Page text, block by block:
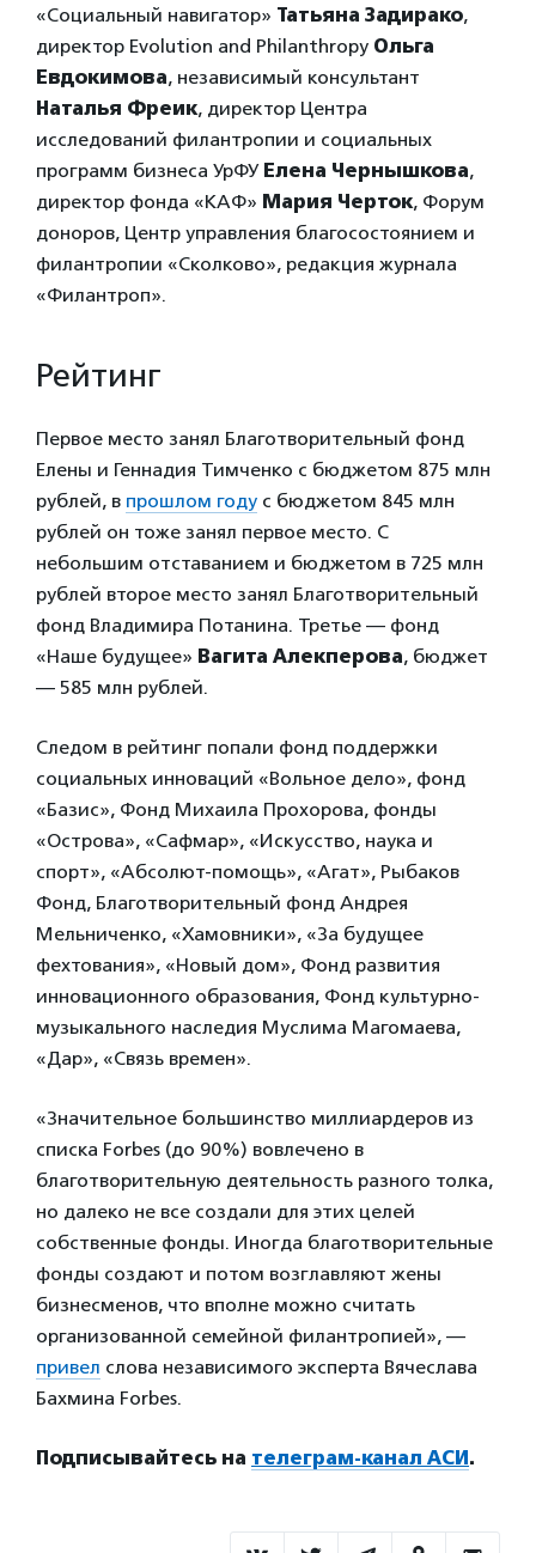
«Социальный навигатор» Татьяна Задирако,
директор Evolution and Philanthropy Ольга
Евдокимова, независимый консультант
Наталья Фреик, директор Центра
исследований филантропии и социальных
программ бизнеса УрФУ Елена Чернышкова,
директор фонда «КАФ» Мария Черток, Форум
доноров, Центр управления благосостоянием и
филантропии «Сколково», редакция журнала
«Филантроп».
Рейтинг
Первое место занял Благотворительный фонд
Елены и Геннадия Тимченко с бюджетом 875 млн
рублей, в прошлом году с бюджетом 845 млн
рублей он тоже занял первое место. С
небольшим отставанием и бюджетом в 725 млн
рублей второе место занял Благотворительный
фонд Владимира Потанина. Третье — фонд
«Наше будущее» Вагита Алекперова, бюджет
— 585 млн рублей.
Следом в рейтинг попали фонд поддержки
социальных инноваций «Вольное дело», фонд
«Базис», Фонд Михаила Прохорова, фонды
«Острова», «Сафмар», «Искусство, наука и
спорт», «Абсолют-помощь», «Агат», Рыбаков
Фонд, Благотворительный фонд Андрея
Мельниченко, «Хамовники», «За будущее
фехтования», «Новый дом», Фонд развития
инновационного образования, Фонд культурно-
музыкального наследия Муслима Магомаева,
«Дар», «Связь времен».
«Значительное большинство миллиардеров из
списка Forbes (до 90%) вовлечено в
благотворительную деятельность разного толка,
но далеко не все создали для этих целей
собственные фонды. Иногда благотворительные
фонды создают и потом возглавляют жены
бизнесменов, что вполне можно считать
организованной семейной филантропией», —
привел слова независимого эксперта Вячеслава
Бахмина Forbes.
Подписывайтесь на телеграм-канал АСИ .